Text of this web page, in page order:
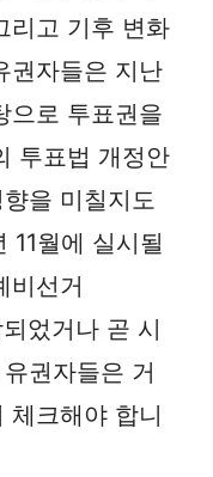
리고 기후 변화
권자들은 지난
으로 투표권을
투표법 개정안
을 미칠지도
월에 실시될
비선거
었거나 곧 시
권자들은 거
체크해야 합니